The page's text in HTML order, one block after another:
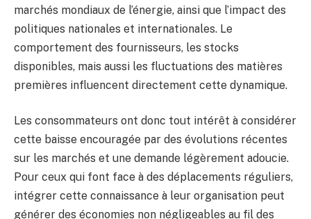
marchés mondiaux de l’énergie, ainsi que l’impact des
politiques nationales et internationales. Le
comportement des fournisseurs, les stocks
disponibles, mais aussi les fluctuations des matières
premières influencent directement cette dynamique.
Les consommateurs ont donc tout intérêt à considérer
cette baisse encouragée par des évolutions récentes
sur les marchés et une demande légèrement adoucie.
Pour ceux qui font face à des déplacements réguliers,
intégrer cette connaissance à leur organisation peut
générer des économies non négligeables au fil des